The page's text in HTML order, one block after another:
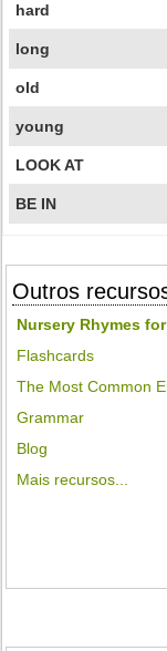
hard
long
old
young
LOOK AT
BE IN
Outros
Nursery Rhymes
Flashcards
The Most Common
Grammar
Blog
Mais recursos...